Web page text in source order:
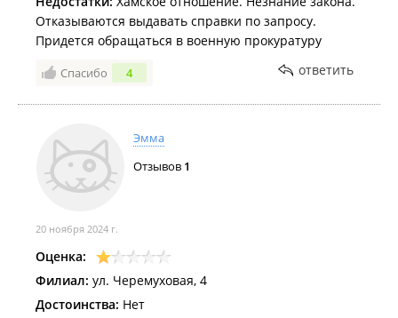
Отказываются выдавать справки по запросу.
Придется обращаться в военную прокуратуру
Спасибо 4 ответить
Эмма
Отзывов 1
20 ноября 2024 г.
Оценка:
Филиал: ул. Черемуховая, 4
Достоинства: Нет